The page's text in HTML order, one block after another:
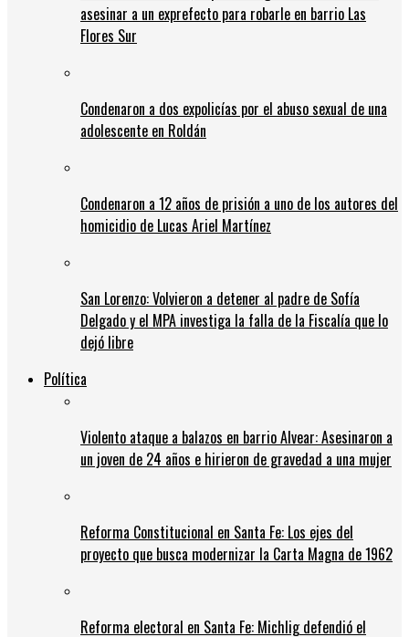
asesinar a un exprefecto para robarle en barrio Las
Flores Sur
Condenaron a dos expolicías por el abuso sexual de una
adolescente en Roldán
Condenaron a 12 años de prisión a uno de los autores del
homicidio de Lucas Ariel Martínez
San Lorenzo: Volvieron a detener al padre de Sofía
Delgado y el MPA investiga la falla de la Fiscalía que lo
dejó libre
Política
Violento ataque a balazos en barrio Alvear: Asesinaron a
un joven de 24 años e hirieron de gravedad a una mujer
Reforma Constitucional en Santa Fe: Los ejes del
proyecto que busca modernizar la Carta Magna de 1962
Reforma electoral en Santa Fe: Michlig defendió el